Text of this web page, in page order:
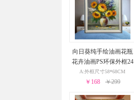
向日葵纯手绘油画花瓶
花卉油画PS环保外框24
小时之内发货
A:外框尺寸58*68CM
￥168 ￥299